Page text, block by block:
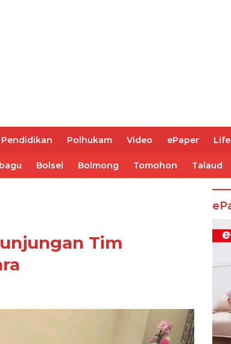
Pendidikan Polhukam Video ePaper
Bolsel Bolmong Tomohon Talaud
Tim